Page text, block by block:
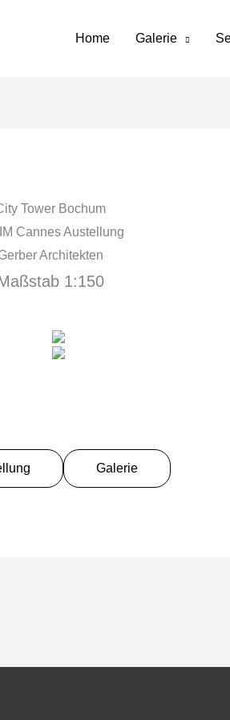
Home Galerie
Tower Bochum
Cannes Austellung
Architekten
1:150
Galerie